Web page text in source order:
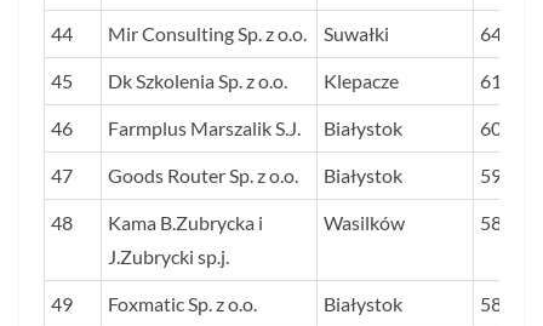
44 Mir Consulting Sp. z o.o. Suwałki 64,1
45 Dk Szkolenia Sp. z o.o. Klepacze 61,8
46 Farmplus Marszalik S.J. Białystok 60,5
47 Goods Router Sp. z o.o. Białystok 59,9
48
Kama B.Zubrycka i
J.Zubrycki sp.j.
Wasilków 58,5
49 Foxmatic Sp. z o.o. Białystok 58,4